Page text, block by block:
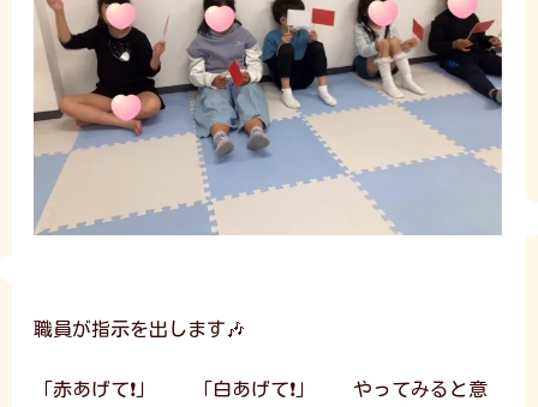
職員が指示を出します🎶
「赤あげて❗」 「白あげて❗」 やってみると意